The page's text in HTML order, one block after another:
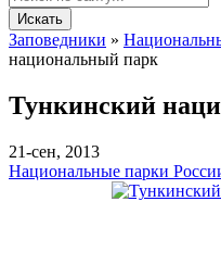
Искать
Заповедники »
национальный парк
Тункинский
21-сен, 2013
Национальные парки